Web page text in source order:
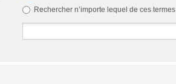
Rechercher n’importe lequel de ces termes